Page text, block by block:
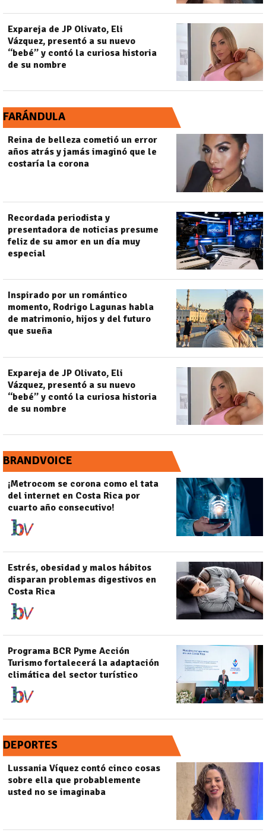
Expareja de JP Olivato, Eli
Vázquez, presentó a su nuevo
“bebé” y contó la curiosa historia
de su nombre
FARÁNDULA
Reina de belleza cometió un error
años atrás y jamás imaginó que le
costaría la corona
Recordada periodista y
presentadora de noticias presume
feliz de su amor en un día muy
especial
Inspirado por un romántico
momento, Rodrigo Lagunas habla
de matrimonio, hijos y del futuro
que sueña
Expareja de JP Olivato, Eli
Vázquez, presentó a su nuevo
“bebé” y contó la curiosa historia
de su nombre
BRANDVOICE
¡Metrocom se corona como el tata
del internet en Costa Rica por
cuarto año consecutivo!
Estrés, obesidad y malos hábitos
disparan problemas digestivos en
Costa Rica
Programa BCR Pyme Acción
Turismo fortalecerá la adaptación
climática del sector turístico
DEPORTES
Lussania Víquez contó cinco cosas
sobre ella que probablemente
usted no se imaginaba